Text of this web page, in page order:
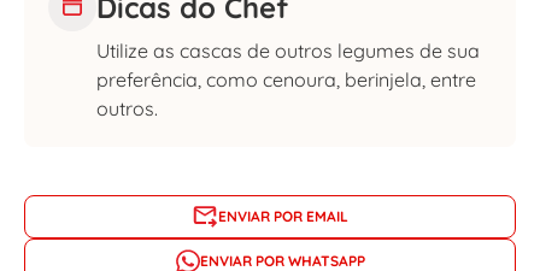
Utilize as cascas de outros legumes de sua
preferência, como cenoura, berinjela, entre
outros.
ENVIAR POR EMAIL
ENVIAR POR WHATSAPP